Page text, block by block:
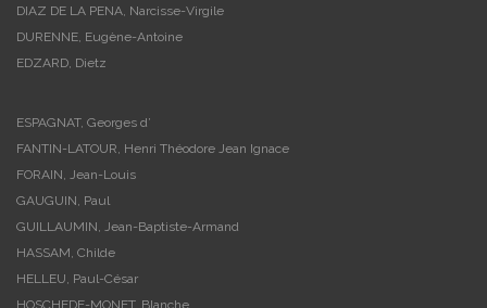
DIAZ DE LA PENA, Narcisse-Virgile
DURENNE, Eugène-Antoine
EDZARD, Dietz
ESPAGNAT, Georges d’
FANTIN-LATOUR, Henri Théodore Jean Ignace
FORAIN, Jean-Louis
GAUGUIN, Paul
GUILLAUMIN, Jean-Baptiste-Armand
HASSAM, Childe
HELLEU, Paul-César